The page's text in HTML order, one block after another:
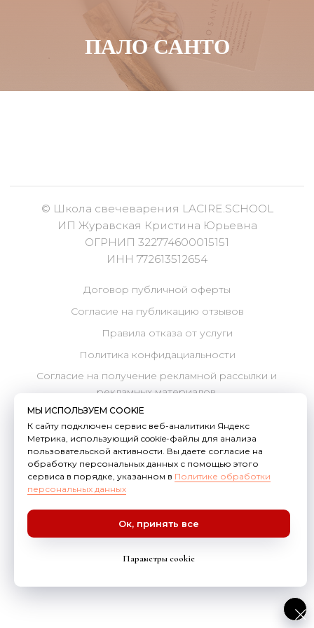
ПАЛО САНТО
ИНН 772613512654
Правила отказа от услуги
Согласие на публикацию отзывов
Договор публичной оферты
ВКонтакте
Согласие на обработку персональных данных
Телефон: +7 996 105 62 46
Канал в МАХ
Telegram
YouTube Pinterest
МЫ ИСПОЛЬЗУЕМ COOKIE
К сайту подключен сервис веб-аналитики Яндекс
Метрика, использующий cookie-файлы для анализа
пользовательской активности. Вы даете согласие на
обработку персональных данных с помощью этого
сервиса в порядке, указанном в Политике обработки
персональных данных
Ок, принять все
Параметры cookie